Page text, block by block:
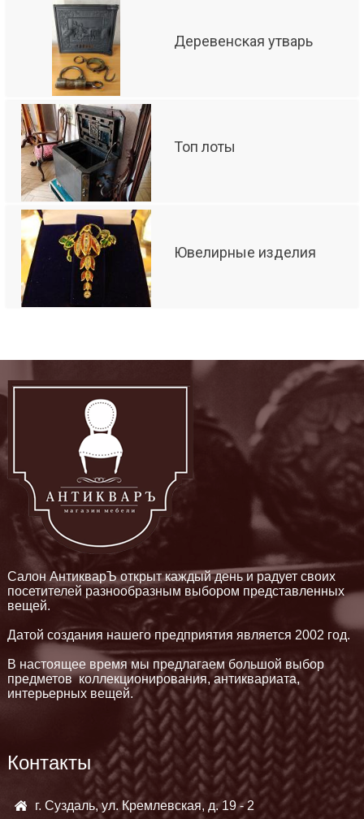
Деревенская утварь
Топ лоты
Ювелирные изделия
Салон АнтикварЪ открыт каждый день и радует своих
посетителей разнообразным выбором представленных
вещей.
Датой создания нашего предприятия является 2002 год.
В настоящее время мы предлагаем большой выбор
предметов коллекционирования, антиквариата,
интерьерных вещей.
Контакты
г. Суздаль, ул. Кремлевская, д. 19 - 2